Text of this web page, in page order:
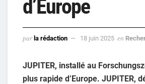
d’Europe
par la rédaction 18 juin 2025 en
JUPITER, installé au
plus rapide d’Europe. JUPITER,